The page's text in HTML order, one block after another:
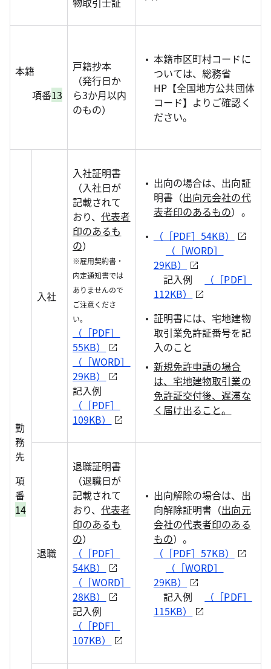
本籍
項番13
戸籍抄本
（発行日か
ら3か月以内
のもの）
本籍市区町村コードに
ついては、総務省
HP【全国地方公共団体
コード】よりご確認く
ださい。
勤
務
先
項
番
14
入社
入社証明書
（入社日が
記載されて
おり、代表者
印のあるも
の）
※雇用契約書・
内定通知書では
ありませんので
ご注意くださ
い。
（［PDF］
55KB）
（［WORD］
29KB）
記入例
（［PDF］
109KB）
出向の場合は、出向証
明書（出向元会社の代
表者印のあるもの）。
（［PDF］54KB）
（［WORD］
29KB）
記入例
（［PDF］
112KB）
証明書には、宅地建物
取引業免許証番号を記
入のこと
新規免許申請の場合
は、宅地建物取引業の
免許証交付後、遅滞な
く届け出ること。
退職
退職証明書
（退職日が
記載されて
おり、代表者
印のあるも
の）
（［PDF］
54KB）
（［WORD］
28KB）
記入例
（［PDF］
107KB）
出向解除の場合は、出
向解除証明書（出向元
会社の代表者印のある
もの）。
（［PDF］57KB）
（［WORD］
29KB）
記入例
（［PDF］
115KB）